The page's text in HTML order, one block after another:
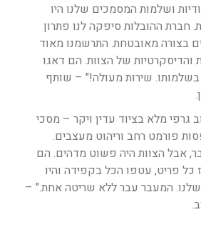
ושלמות המסמכים שלנו היו
חברת ההובלות סיפקה לנו פתרון
בצורה מאובטחת. התרשמנו מאוד
והדיסקרטיות של הצוות. הם דאגו
שירות מעולה!" – שותף
גרפי מלא בציוד עדין ויקר – מסכי
פורמט רחב וריהוט מעצבים.
אבל הצוות היה פשוט מדהים. הם
כל פריט, עטפו הכל בקפידה והיו
המעבר עבר ללא שריטה אחת." –